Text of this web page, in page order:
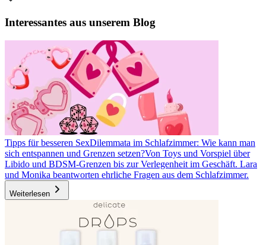
Interessantes aus unserem Blog
Tipps für besseren SexDilemmata im Schlafzimmer: Wie kann man
sich entspannen und Grenzen setzen?Von Toys und Vorspiel über
Libido und BDSM-Grenzen bis zur Verlegenheit im Geschäft. Lara
und Monika beantworten ehrliche Fragen aus dem Schlafzimmer.
Weiterlesen